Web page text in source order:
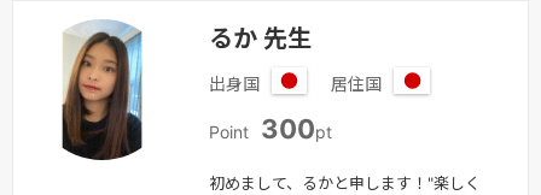
きを見る »
るか 先生
出身国
本
居住国
Point 300pt
初めまして、るかと申します！"楽しく